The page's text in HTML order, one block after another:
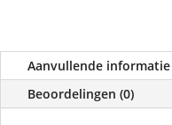
Aanvullende informatie
Beoordelingen (0)